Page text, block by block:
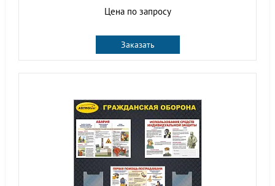
Цена по запросу
Заказать